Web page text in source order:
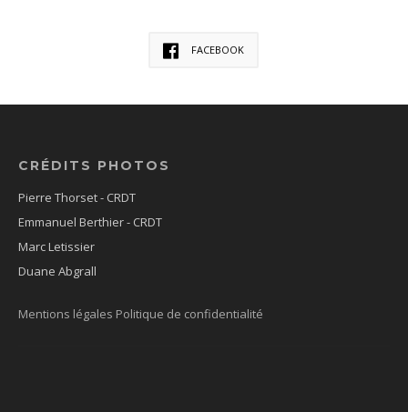
FACEBOOK
CRÉDITS PHOTOS
Pierre Thorset - CRDT
Emmanuel Berthier - CRDT
Marc Letissier
Duane Abgrall
Mentions légales Politique de confidentialité